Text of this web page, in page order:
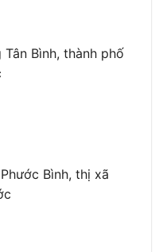
Bình, thành phố
Bình, thị xã